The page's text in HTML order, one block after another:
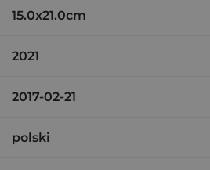
15.0x21.0cm
2021
2017-02-21
polski